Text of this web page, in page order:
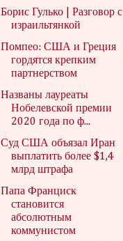
Борис Гулько | Разговор с
израильтянкой
Помпео: США и Греция
гордятся крепким
партнерством
Названы лауреаты
Нобелевской премии
2020 года по ф...
Суд США объязал Иран
выплатить более $1,4
млрд штрафа
Папа Франциск
становится
абсолютным
коммунистом